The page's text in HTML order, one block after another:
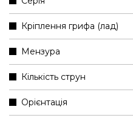
Кріплення грифа (лад)
Мензура
Кількість струн
Орієнтація